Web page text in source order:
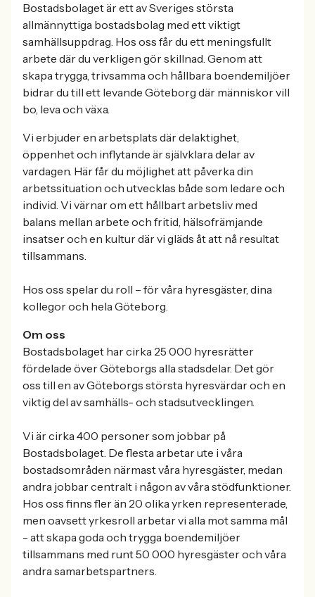
Bostadsbolaget är ett av Sveriges största
allmännyttiga bostadsbolag med ett viktigt
samhällsuppdrag. Hos oss får du ett meningsfullt
arbete där du verkligen gör skillnad. Genom att
skapa trygga, trivsamma och hållbara boendemiljöer
bidrar du till ett levande Göteborg där människor vill
bo, leva och växa.
Vi erbjuder en arbetsplats där delaktighet,
öppenhet och inflytande är självklara delar av
vardagen. Här får du möjlighet att påverka din
arbetssituation och utvecklas både som ledare och
individ. Vi värnar om ett hållbart arbetsliv med
balans mellan arbete och fritid, hälsofrämjande
insatser och en kultur där vi gläds åt att nå resultat
tillsammans.
Hos oss spelar du roll – för våra hyresgäster, dina
kollegor och hela Göteborg.
Om oss
Bostadsbolaget har cirka 25 000 hyresrätter
fördelade över Göteborgs alla stadsdelar. Det gör
oss till en av Göteborgs största hyresvärdar och en
viktig del av samhälls- och stadsutvecklingen.
Vi är cirka 400 personer som jobbar på
Bostadsbolaget. De flesta arbetar ute i våra
bostadsområden närmast våra hyresgäster, medan
andra jobbar centralt i någon av våra stödfunktioner.
Hos oss finns fler än 20 olika yrken representerade,
men oavsett yrkesroll arbetar vi alla mot samma mål
- att skapa goda och trygga boendemiljöer
tillsammans med runt 50 000 hyresgäster och våra
andra samarbetspartners.